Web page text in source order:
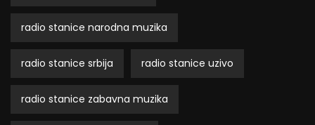
radio stanice narodna muzika
radio stanice srbija radio stanice uzivo
radio stanice zabavna muzika